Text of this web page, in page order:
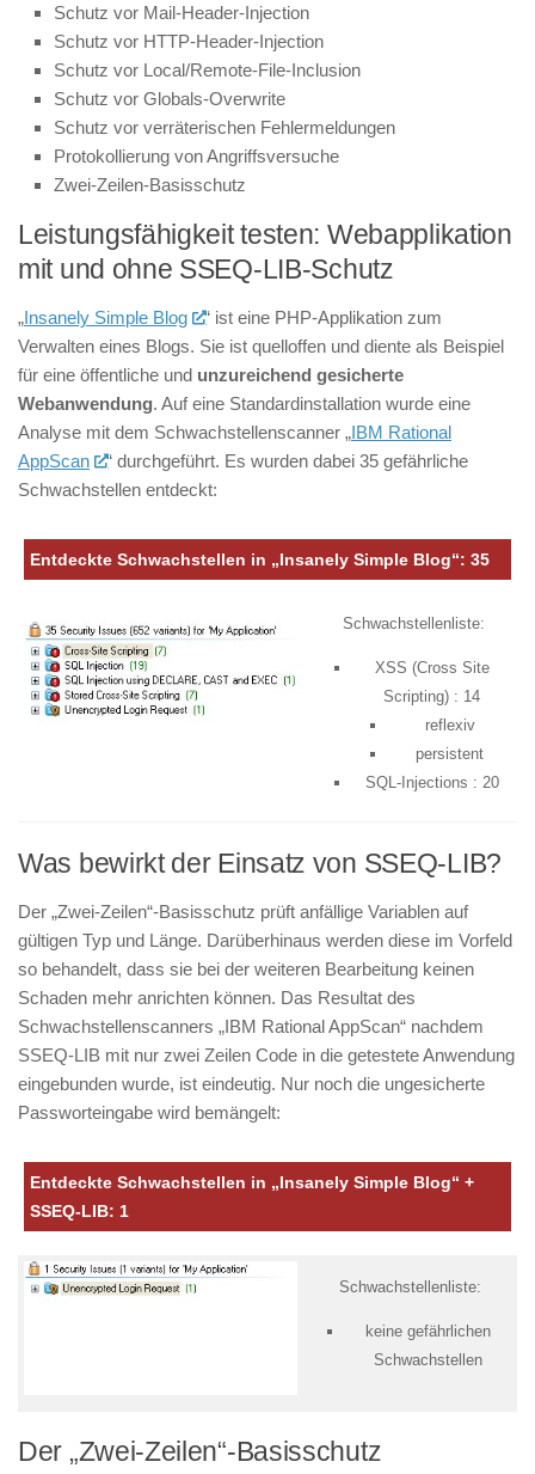
Schutz vor Mail-Header-Injection
Schutz vor HTTP-Header-Injection
Schutz vor Local/Remote-File-Inclusion
Schutz vor Globals-Overwrite
Schutz vor verräterischen Fehlermeldungen
Protokollierung von Angriffsversuche
Zwei-Zeilen-Basisschutz
Leistungsfähigkeit testen: Webapplikation
mit und ohne SSEQ-LIB-Schutz
„Insanely Simple Blog
“ ist eine PHP-Applikation zum
Verwalten eines Blogs. Sie ist quelloffen und diente als Beispiel
für eine öffentliche und unzureichend gesicherte
Webanwendung. Auf eine Standardinstallation wurde eine
Analyse mit dem Schwachstellenscanner „IBM Rational
AppScan
“ durchgeführt. Es wurden dabei 35 gefährliche
Schwachstellen entdeckt:
Entdeckte Schwachstellen in „Insanely Simple Blog“: 35
Schwachstellenliste:
XSS (Cross Site
Scripting) : 14
reflexiv
persistent
SQL-Injections : 20
Was bewirkt der Einsatz von SSEQ-LIB?
Der „Zwei-Zeilen“-Basisschutz prüft anfällige Variablen auf
gültigen Typ und Länge. Darüberhinaus werden diese im Vorfeld
so behandelt, dass sie bei der weiteren Bearbeitung keinen
Schaden mehr anrichten können. Das Resultat des
Schwachstellenscanners „IBM Rational AppScan“ nachdem
SSEQ-LIB mit nur zwei Zeilen Code in die getestete Anwendung
eingebunden wurde, ist eindeutig. Nur noch die ungesicherte
Passworteingabe wird bemängelt:
Entdeckte Schwachstellen in „Insanely Simple Blog“ +
SSEQ-LIB: 1
Schwachstellenliste:
keine gefährlichen
Schwachstellen
Der „Zwei-Zeilen“-Basisschutz